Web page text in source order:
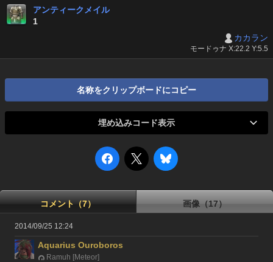
アンティークメイル
1
カカラン
モードゥナ X:22.2 Y:5.5
名称をクリップボードにコピー
埋め込みコード表示
コメント（7） 画像（17）
2014/09/25 12:24
Aquarius Ouroboros
Ramuh [Meteor]